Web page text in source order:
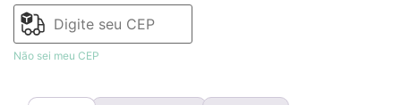
Não sei meu CEP